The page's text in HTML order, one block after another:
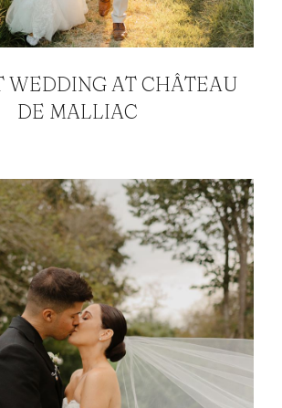
WEDDING AT CHÂTEAU
DE MALLIAC